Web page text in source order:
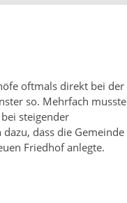
oftmals direkt bei der
so. Mehrfach musste
steigender
dass die Gemeinde
Friedhof anlegte.